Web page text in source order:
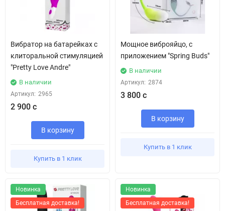
Вибратор на батарейках с
клиторальной стимуляцией
"Pretty Love Andre"
В наличии
Артикул: 2965
2 900 с
В корзину
Купить в 1 клик
Мощное виброяйцо, с
приложением "Spring Buds"
В наличии
Артикул: 2874
3 800 с
В корзину
Купить в 1 клик
Новинка
Бесплатная доставка!
Новинка
Бесплатная доставка!